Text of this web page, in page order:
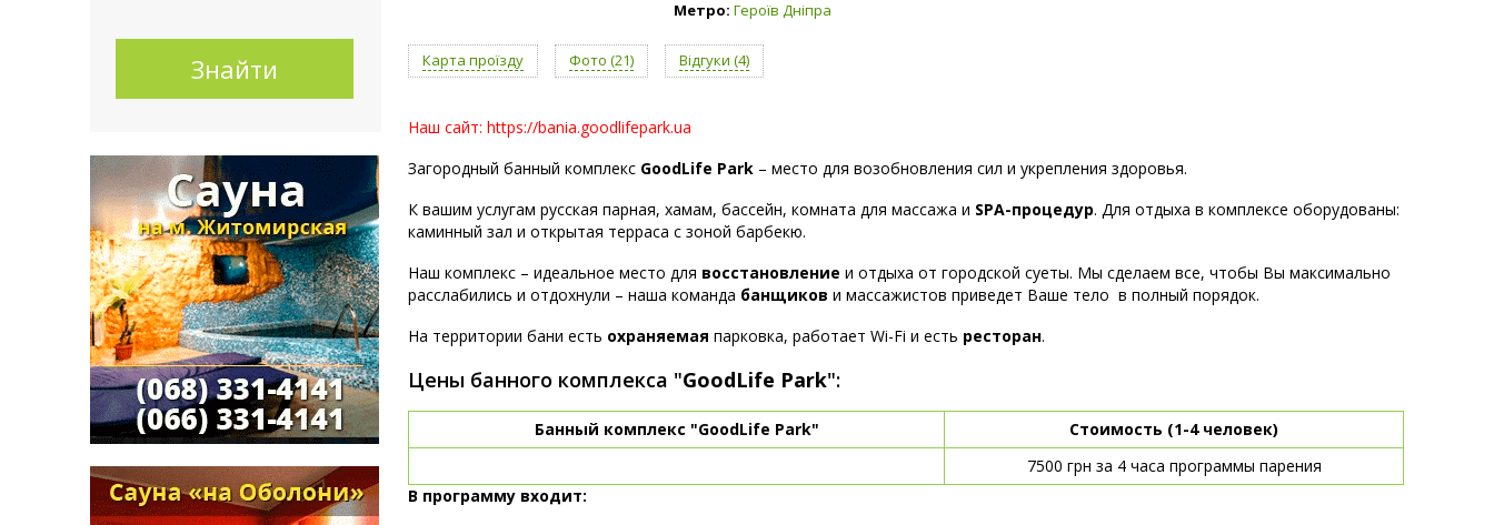
Метро: Героїв Дніпра
Карта проїзду Фото (21) Відгуки (4)
Наш сайт: https://bania.goodlifepark.ua
Загородный банный комплекс GoodLife Park – место для возобновления сил и укрепления здоровья.
К вашим услугам русская парная, хамам, бассейн, комната для массажа и SPA-процедур. Для отдыха в комплексе оборудованы:
каминный зал и открытая терраса с зоной барбекю.
Наш комплекс – идеальное место для восстановление и отдыха от городской суеты. Мы сделаем все, чтобы Вы максимально
расслабились и отдохнули – наша команда банщиков и массажистов приведет Ваше тело в полный порядок.
На территории бани есть охраняемая парковка, работает Wi-Fi и есть ресторан.
Цены банного комплекса "GoodLife Park":
Банный комплекс "GoodLife Park"
Стоимость (1-4 человек)
7500 грн за 4 часа программы парения
В программу входит: